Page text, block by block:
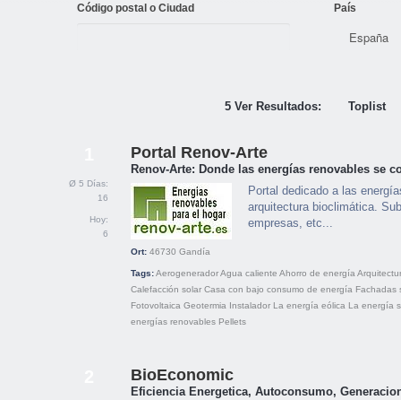
Código postal o Ciudad País
5 Ver Resultados: Toplist
Ø 5 Días:
16
Hoy:
6
Portal Renov-Arte
Renov-Arte: Donde las energías renovables se
Portal dedicado a las
arquitectura bioclimática.
empresas, etc...
Ort: 46730 Gandía
Tags:AerogeneradorAgua caliente Ahorro de energía
Calefacción solar Casa con bajo consumo de energía Fachadas
Fotovoltaica Geotermia Instalador La energía eólica La energía
energías renovables Pellets
BioEconomic
Eficiencia Energetica, Autoconsumo,